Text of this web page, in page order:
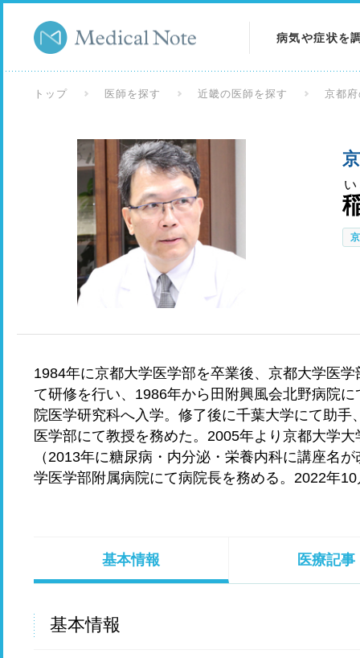
病気や症状を
検査を調べる
トップ 医師を探す 近畿の医師を探す 京都
1984年に京都大学医学部を卒業後、京都大学医
て研修を行い、1986年から田附興風会北野病院
院医学研究科へ入学。修了後に千葉大学にて助
医学部にて教授を務めた。2005年より京都大学
（2013年に糖尿病・内分泌・栄養内科に講座名
学医学部附属病院にて病院長を務める。2022年
基本情報 医療記事
基本情報